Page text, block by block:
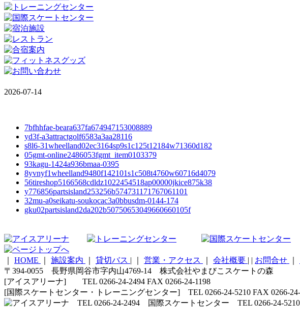
2026-07-14
7bfhhfae-beara637fa674947153008889
yd3f-a3attractgolf6583a3aa28116
s8l6-31wheelland02ec3164sp9s1c125t12184w71360d182
05gmt-online2486053fgmt_item0103379
93kagu-1424a936bmaa-0395
8yvnyf1wheelland9480f142101s1c508t4760w60716d4079
56tireshop5166568cdldz1022454518ap00000jkice875k38
y776856partsisland253256b574731171767061101
32mu-a0seikatu-soukocac3a0bbusdm-0144-174
gku02partsisland2da202b50750653049660660105f
HOME 施設案内 貸切バス | 営業・アクセス 会社概要 | | お問合せ
〒394-0055 長野県岡谷市字内山4769-14 株式会社やまびこスケートの森
[アイスアリーナ] TEL 0266-24-2494 FAX 0266-24-1198
[国際スケートセンター・トレーニングセンター] TEL 0266-24-5210 FAX 0266-